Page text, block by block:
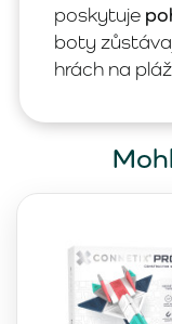
poskytuje
boty
hrách na